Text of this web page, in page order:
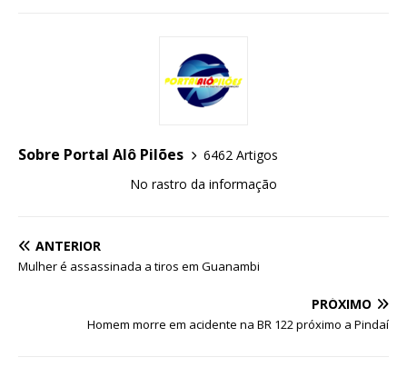
Sobre Portal Alô Pilões
6462 Artigos
No rastro da informação
ANTERIOR
Mulher é assassinada a tiros em Guanambi
PRÓXIMO
Homem morre em acidente na BR 122 próximo a Pindaí